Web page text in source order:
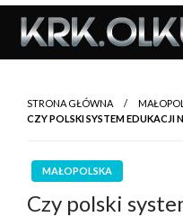
Skip
content
STRONA GŁÓWNA
CZY POLSKI SYSTEM EDUKACJI
MAŁOPOLSKA
Czy polski